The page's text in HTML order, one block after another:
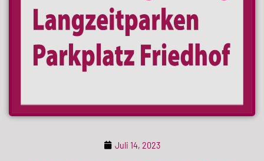
Juli 14, 2023